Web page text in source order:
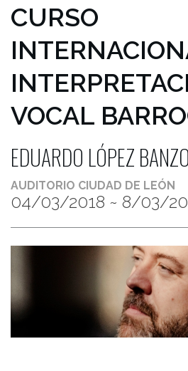
CURSO
VOCAL
EDUARDO LÓPEZ BANZO
AUDITORIO CIUDAD DE LEÓN
04/03/2018 ~ 8/03/